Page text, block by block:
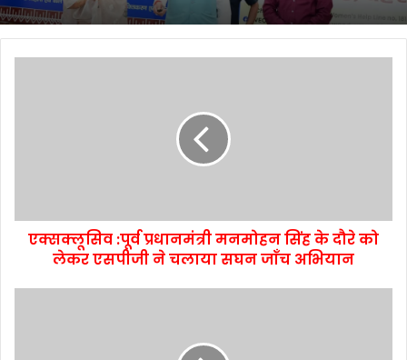
एक्सक्लूसिव :पूर्व प्रधानमंत्री मनमोहन सिंह के दौरे को
लेकर एसपीजी ने चलाया सघन जाँच अभियान